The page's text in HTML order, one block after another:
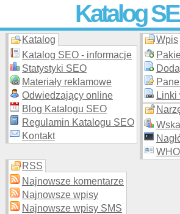
Katalog
Skuteczna i promocja stron
moderowanego katalogu
Katalog
Katalog SEO - informacje
Statystyki SEO
Materiały reklamowe
Odwiedzający online
Blog Katalogu SEO
Regulamin Katalogu SEO
Kontakt
Wpis
Linki
RSS
Najnowsze komentarze
Najnowsze wpisy
Najnowsze wpisy SMS